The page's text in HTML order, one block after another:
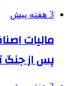
3 هفته پیش
مالیات
پس از